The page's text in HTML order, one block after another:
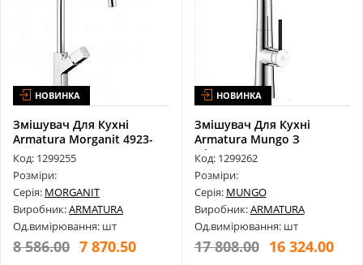
НОВИНКА
Змішувач Для Кухні
Armatura Morganit 4923-
915-00
Код: 1299255
Розміри:
Серія: MORGANIT
Виробник:ARMATURA
Од.вимірювання: шт
8 586.00 7 870.50
НОВИНКА
Змішувач Для Кухні
Armatura Mungo З
Фільтром 6733-91...
Код: 1299262
Розміри:
Серія: MUNGO
Виробник:ARMATURA
Од.вимірювання: шт
17 808.00 16 324.00